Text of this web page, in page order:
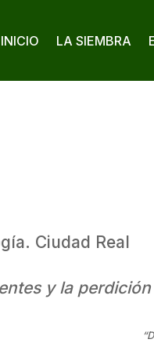
INICIO LA SIEMBRA
Ciudad Real
y la